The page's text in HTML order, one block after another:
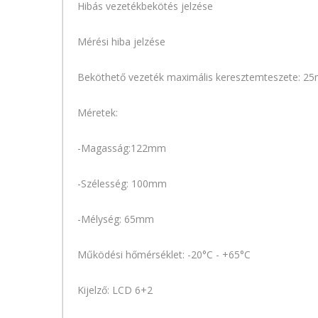
Hibás vezetékbekötés jelzése
Mérési hiba jelzése
Beköthető vezeték maximális keresztemteszete:
Méretek:
-Magasság:122mm
-Szélesség: 100mm
-Mélység: 65mm
Működési hőmérséklet: -20°C - +65°C
Kijelző: LCD 6+2